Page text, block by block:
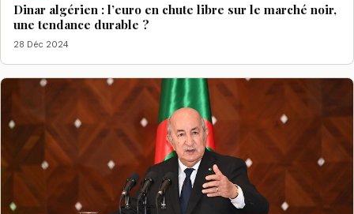
Dinar algérien : l’euro en chute libre sur le marché noir,
une tendance durable ?
28 Déc 2024